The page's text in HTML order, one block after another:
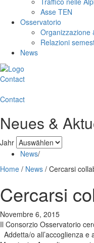
Asse TEN
Osservatorio
Organizzazione
Relazioni
News
Contact
Contact
Neues &
Jahr
News/
Home / News / Cercarsi
Cercarsi
Novembre 6, 2015
Il Consorzio Osservatorio
Addetta/o all’accoglienza